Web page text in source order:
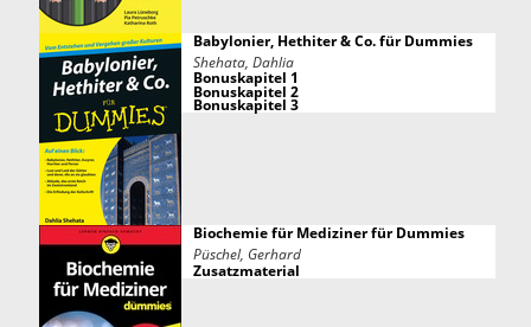
Babylonier, Hethiter & Co. für Dummies
Shehata, Dahlia
Bonuskapitel 1
Bonuskapitel 2
Bonuskapitel 3
Biochemie für Mediziner für Dummies
Püschel, Gerhard
Zusatzmaterial